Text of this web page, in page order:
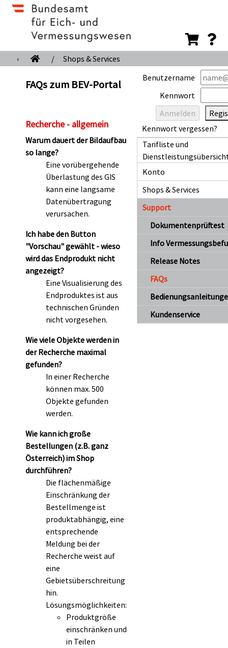
‹ / Shops & Services
FAQs zum BEV-Portal
Recherche - allgemein
Warum dauert der Bildaufbau
so lange?
Eine vorübergehende
Überlastung des GIS
kann eine langsame
Datenübertragung
verursachen.
Ich habe den Button
"Vorschau" gewählt - wieso
wird das Endprodukt nicht
angezeigt?
Eine Visualisierung des
Endproduktes ist aus
technischen Gründen
nicht vorgesehen.
Wie viele Objekte werden in
der Recherche maximal
gefunden?
In einer Recherche
können max. 500
Objekte gefunden
werden.
Wie kann ich große
Bestellungen (z.B. ganz
Österreich) im Shop
durchführen?
Die flächenmäßige
Einschränkung der
Bestellmenge ist
produktabhängig, eine
entsprechende
Meldung bei der
Recherche weist auf
eine
Gebietsüberschreitung
hin.
Lösungsmöglichkeiten:
Produktgröße
einschränken und
in Teilen
Benutzername
Kennwort
Kennwort vergessen?
Tarifliste und
Konto
Shops & Services
Support
Dokumentenprüftest
Info
Release Notes
FAQs
Kundenservice